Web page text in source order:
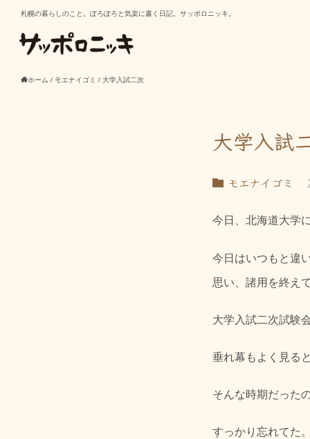
札幌の暮らしのこと。ぽろぽろと気楽に書く日記。サッポロニッキ。
ホーム / モエナイゴミ / 大学入試二次
大学入試
モエナイゴミ
今日、北海道大学
今日はいつもと違
思い、諸用を終え
大学入試二次試験
垂れ幕もよく見る
そんな時期だった
すっかり忘れてた